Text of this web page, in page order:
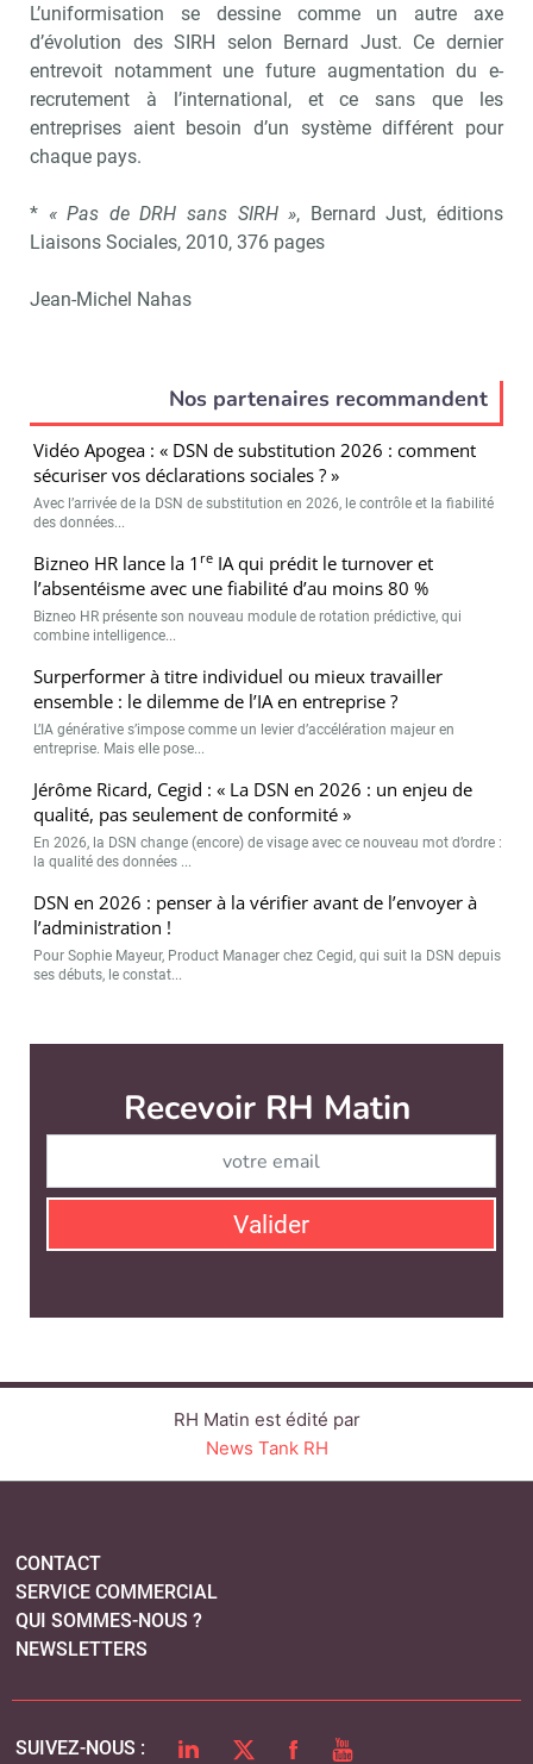
L’uniformisation se dessine comme un autre axe
d’évolution des SIRH selon Bernard Just. Ce dernier
entrevoit notamment une future augmentation du e-
recrutement à l’international, et ce sans que les
entreprises aient besoin d’un système différent pour
chaque pays.
* « Pas de DRH sans SIRH », Bernard Just, éditions
Liaisons Sociales, 2010, 376 pages
Jean-Michel Nahas
Nos partenaires recommandent
Vidéo Apogea : « DSN de substitution 2026 : comment
sécuriser vos déclarations sociales ? »
Avec l’arrivée de la DSN de substitution en 2026, le contrôle et la fiabilité
des données...
Bizneo HR lance la 1 re IA qui prédit le turnover et
l’absentéisme avec une fiabilité d’au moins 80 %
Bizneo HR présente son nouveau module de rotation prédictive, qui
combine intelligence...
Surperformer à titre individuel ou mieux travailler
ensemble : le dilemme de l’IA en entreprise ?
L’IA générative s’impose comme un levier d’accélération majeur en
entreprise. Mais elle pose...
Jérôme Ricard, Cegid : « La DSN en 2026 : un enjeu de
qualité, pas seulement de conformité »
En 2026, la DSN change (encore) de visage avec ce nouveau mot d’ordre :
la qualité des données ...
DSN en 2026 : penser à la vérifier avant de l’envoyer à
l’administration !
Pour Sophie Mayeur, Product Manager chez Cegid, qui suit la DSN depuis
ses débuts, le constat...
Recevoir RH Matin
Valider
RH Matin est édité par
News Tank RH
CONTACT
SERVICE COMMERCIAL
QUI SOMMES-NOUS ?
NEWSLETTERS
SUIVEZ-NOUS : LINKEDINTWITTERFACEBOOK
YOUTUBE